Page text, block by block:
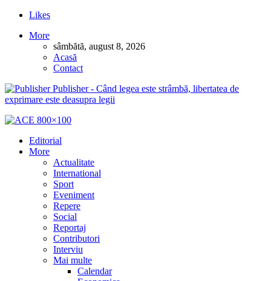
Likes
More
sâmbătă, august 8, 2026
Acasă
Contact
Publisher - Când legea este strâmbă, libertatea de
exprimare este deasupra legii
Editorial
More
Actualitate
International
Sport
Eveniment
Repere
Social
Reportaj
Contributori
Interviu
Mai multe
Calendar